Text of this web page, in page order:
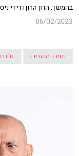
בהמשך, הרון הרון ודידי
06/02/2023
חגים ומועדים ט"ו